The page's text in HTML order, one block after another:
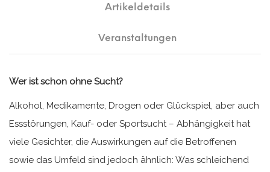
Artikeldetails
Veranstaltungen
Wer ist schon ohne Sucht?
Alkohol, Medikamente, Drogen oder Glückspiel, aber auch
Essstörungen, Kauf- oder Sportsucht – Abhängigkeit hat
viele Gesichter, die Auswirkungen auf die Betroffenen
sowie das Umfeld sind jedoch ähnlich: Was schleichend